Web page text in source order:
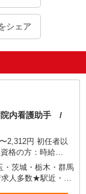
シェア
内看護助手 /
2,312円 初任者以
格の方：時給
円で介護資格が取
★給与日払い制度あり！
・茨城・栃木・群馬
人多数★駅近・家